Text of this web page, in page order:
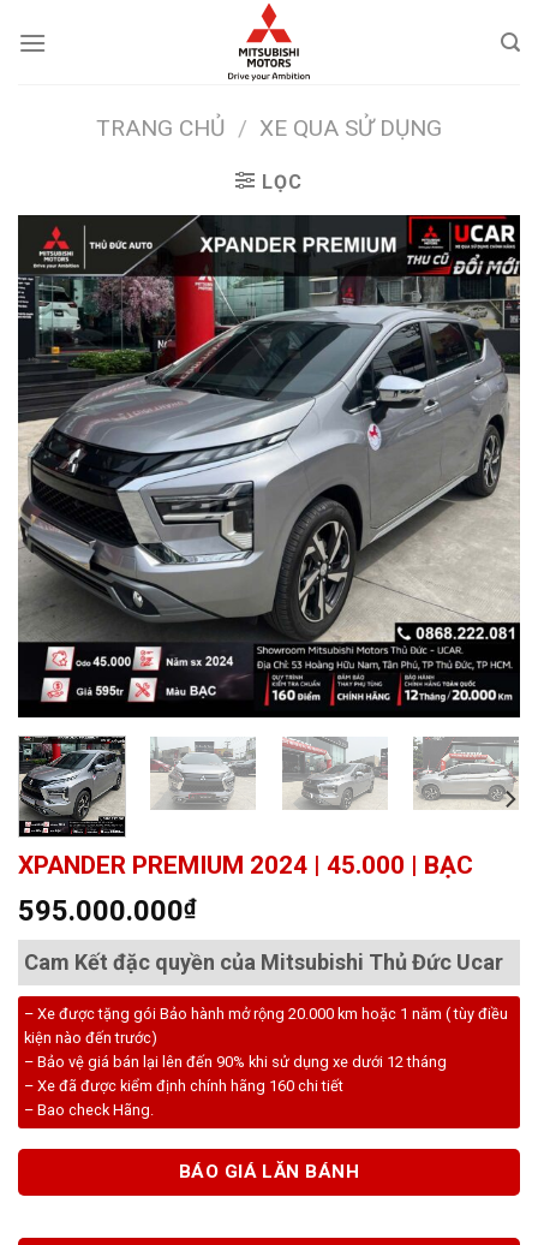
TRANG CHỦ / XE QUA SỬ DỤNG
LỌC
XPANDER PREMIUM 2024 | 45.000 | BẠC
595.000.000₫
Cam Kết đặc quyền của Mitsubishi Thủ Đức Ucar
– Xe được tặng gói Bảo hành mở rộng 20.000 km hoặc 1 năm ( tùy điều
kiện nào đến trước)
– Bảo vệ giá bán lại lên đến 90% khi sử dụng xe dưới 12 tháng
– Xe đã được kiểm định chính hãng 160 chi tiết
– Bao check Hãng.
BÁO GIÁ LĂN BÁNH